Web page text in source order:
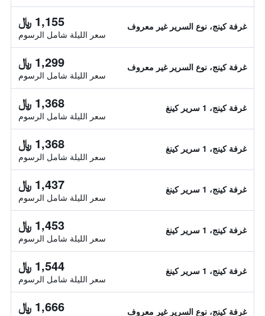
غرفة كينج، نوع السرير غير معروف 1,155 ﷼
سعر الليلة شامل الرسوم
غرفة كينج، نوع السرير غير معروف 1,299 ﷼
سعر الليلة شامل الرسوم
غرفة كينج، 1 سرير كينغ 1,368 ﷼
سعر الليلة شامل الرسوم
غرفة كينج، 1 سرير كينغ 1,368 ﷼
سعر الليلة شامل الرسوم
غرفة كينج، 1 سرير كينغ 1,437 ﷼
سعر الليلة شامل الرسوم
غرفة كينج، 1 سرير كينغ 1,453 ﷼
سعر الليلة شامل الرسوم
غرفة كينج، 1 سرير كينغ 1,544 ﷼
سعر الليلة شامل الرسوم
غرفة كينج، نوع السرير غير معروف 1,666 ﷼